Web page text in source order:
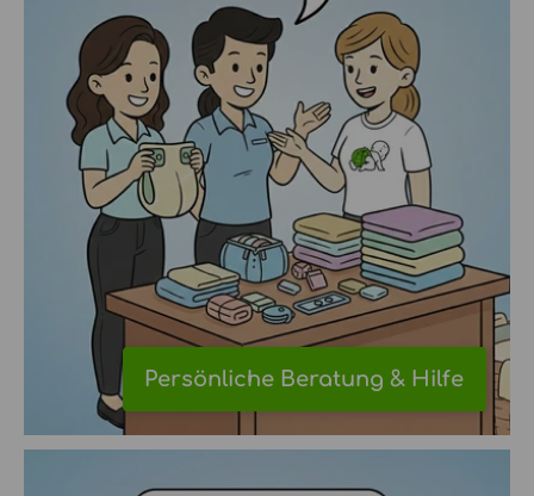
Persönliche Beratung & Hilfe